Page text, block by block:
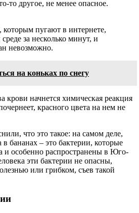
то другое, не менее опасное.
пугают в интернете,
за несколько минут, и
невозможно.
на коньках по снегу
крови начнется химическая реакция
красного цвета на нем не
что это такое: на самом деле,
бананах – это бактерии, которые
и особенно распространены в Юго-
эти бактерии не опасны,
или грибком, съев такой